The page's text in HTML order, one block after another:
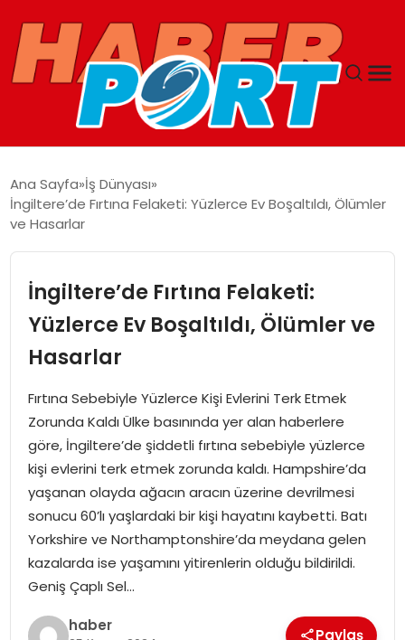
GUNCEL
SAĞLIK
SPOR
MAGAZIN
SPOR
EĞITIM
OTOMOBIL
TEKNOLOJI
Ana Sayfa İş Dünyası
İngiltere’de Fırtına Felaketi: Yüzlerce Ev Boşaltıldı, Ölümler
ve Hasarlar
İngiltere’de Fırtına Felaketi:
Yüzlerce Ev Boşaltıldı, Ölümler ve
Hasarlar
Fırtına Sebebiyle Yüzlerce Kişi Evlerini Terk Etmek
Zorunda Kaldı Ülke basınında yer alan haberlere
göre, İngiltere’de şiddetli fırtına sebebiyle yüzlerce
kişi evlerini terk etmek zorunda kaldı. Hampshire’da
yaşanan olayda ağacın aracın üzerine devrilmesi
sonucu 60’lı yaşlardaki bir kişi hayatını kaybetti. Batı
Yorkshire ve Northamptonshire’da meydana gelen
kazalarda ise yaşamını yitirenlerin olduğu bildirildi.
Geniş Çaplı Sel…
haber
Paylaş